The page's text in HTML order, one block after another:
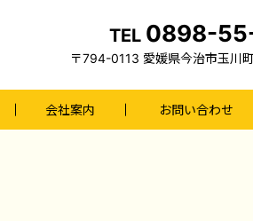
会社案内 お問い合わせ
TEL 0898-
〒794-0113 愛媛県今治市玉川